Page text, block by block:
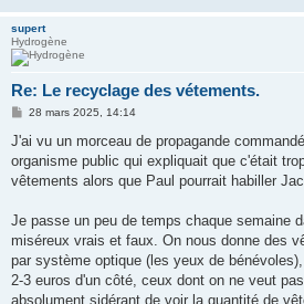
supert
Hydrogène
Re: Le recyclage des vétements.
M
s
a
g
28 mars 2025, 14:14
J'ai vu un morceau de propagande
organisme public qui expliquait que c'était
vêtements alors que Paul pourrait habiller
Je passe un peu de temps chaque semaine
miséreux vrais et faux. On nous donne des
par système optique (les yeux de
2-3 euros d'un côté, ceux dont on ne veut
absolument sidérant de voir la quantité de